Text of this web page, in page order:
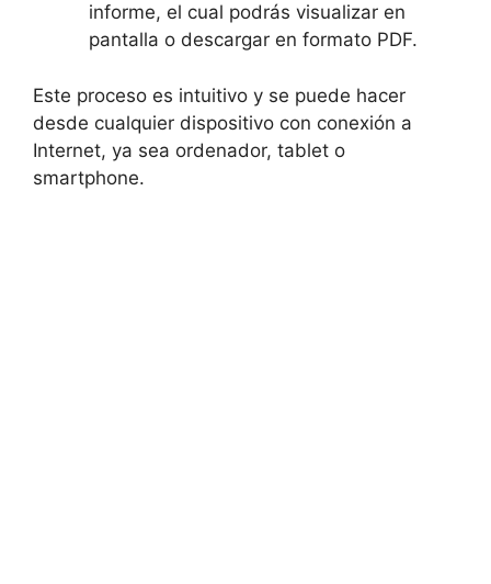
informe, el cual podrás visualizar en
pantalla o descargar en formato PDF.
Este proceso es intuitivo y se puede hacer
desde cualquier dispositivo con conexión a
Internet, ya sea ordenador, tablet o
smartphone.